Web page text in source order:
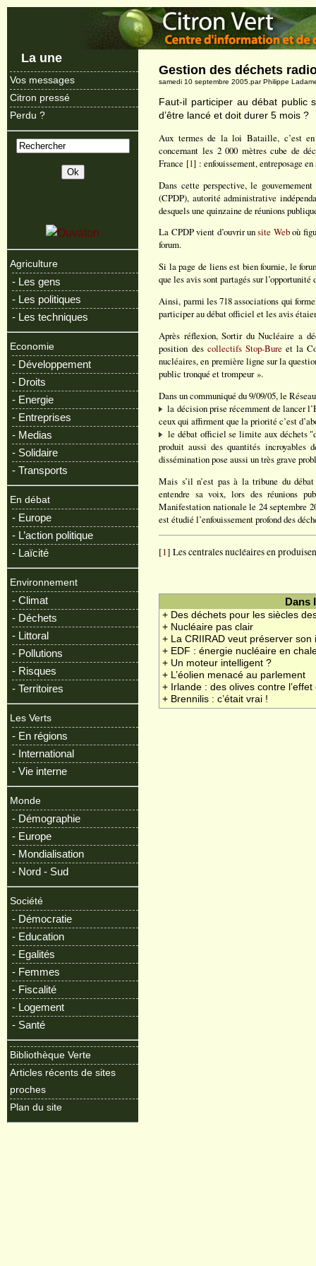
La une
Vos messages
Citron pressé
Perdu ?
Agriculture
- Les gens
- Les politiques
- Les techniques
Economie
- Développement
- Droits
- Energie
- Entreprises
- Medias
- Solidaire
- Transports
En débat
- Europe
- L’action politique
- Laïcité
Environnement
- Climat
- Déchets
- Littoral
- Pollutions
- Risques
- Territoires
Les Verts
- En régions
- International
- Vie interne
Monde
- Démographie
- Europe
- Mondialisation
- Nord - Sud
Société
- Démocratie
- Education
- Egalités
- Femmes
- Fiscalité
- Logement
- Santé
Bibliothèque Verte
Articles récents de sites
proches
Plan du site
Gestion des déchets
samedi 10 septembre 2005.par Philippe
Faut-il participer au débat public
d’être lancé et doit durer 5 mois ?
Aux termes de la loi Bataille, c’est
concernant les 2 000 mètres cube de
France [1] : enfouissement, entreposage
Dans cette perspective, le
(CPDP), autorité administrative
desquels une quinzaine de réunions
La CPDP vient d’ouvrir unsite Weboù
forum.
Si la page de liens est bien fournie, le
que les avis sont partagés sur l’opportunité
Ainsi, parmi les 718 associations qui
participer au débat officiel et les avis
Après réflexion, Sortir du Nucléaire a
position des collectifs Stop-Bureet la
nucléaires, en première ligne sur la
public tronqué et trompeur ».
Dans un communiqué du 9/09/05, le
la décision prise récemment de lancer
ceux qui affirment que la priorité c’est
le débat officiel se limite aux déchets
produit aussi des quantités incroyables
dissémination pose aussi un très grave
Mais s’il n’est pas à la tribune du
entendre sa voix, lors des réunions
Manifestation nationale le 24 septembre
est étudié l’enfouissement profond des
[1] Les centrales nucléaires en
Dans
+ Des déchets pour les siècles
+ Nucléaire pas clair
+ La CRIIRAD veut préserver son
+ EDF : énergie nucléaire en
+ Un moteur intelligent ?
+ L’éolien menacé au parlement
+ Irlande : des olives contre
+ Brennilis : c’était vrai !